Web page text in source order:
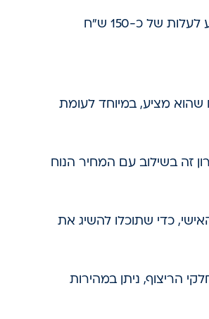
העלות משתנה בהתאם למספר גורמים אותם נפרט בהמשך. לרוב, העלות של הפרקט תתחיל בכ-60 ש"ח למטר והיא יכולה להגיע לעלות של כ-150 ש"ח
שהוא מציע, במיוחד לעומת
זה בשילוב עם המחיר הנוח
כדי שתוכלו להשיג את
הריצוף, ניתן במהירות